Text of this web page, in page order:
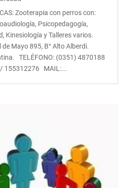
Zooterapia con perros con:
Psicopedagogía,
Kinesiología y Talleres varios.
de Mayo 895, B° Alto Alberdi.
TELÉFONO: (0351) 4870188
155312276 MAIL:...